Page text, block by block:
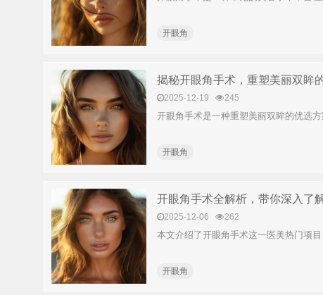
开眼角​
揭秘开眼角手术，重塑美丽双眸
2025-12-19 245
开眼角手术是一种重塑美丽双眸的优选
开眼角​
开眼角手术全解析，带你深入了
2025-12-06 262
本文介绍了开眼角手术这一医美热门项
开眼角​